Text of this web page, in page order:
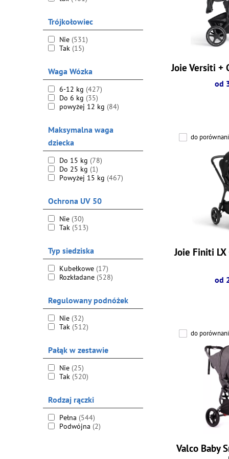
Trójkołowiec
Nie (531)
Tak (15)
Waga Wózka
6-12 kg (427)
Do 6 kg (35)
powyżej 12 kg (84)
Maksymalna waga
dziecka
Do 15 kg (78)
Do 25 kg (1)
Powyżej 15 kg (467)
Ochrona UV 50
Nie (30)
Tak (513)
Typ siedziska
Kubełkowe (17)
Rozkładane (528)
Regulowany podnóżek
Nie (32)
Tak (512)
Pałąk w zestawie
Nie (25)
Tak (520)
Rodzaj rączki
Pełna (544)
Podwójna (2)
Joie Versiti +
od
do
Joie Finiti
od
do
Valco Baby